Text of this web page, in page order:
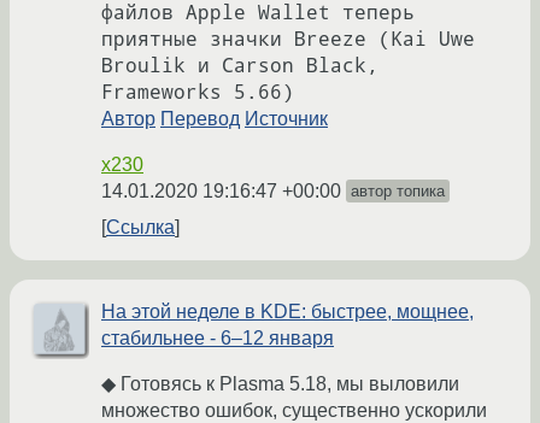
файлов Apple Wallet теперь
приятные значки Breeze (Kai Uwe
Broulik и Carson Black,
Автор Перевод Источник
x230
14.01.2020 19:16:47 +00:00 автор топика
Ссылка
На этой неделе в KDE: быстрее, мощнее,
стабильнее - 6–12 января
◆ Готовясь к Plasma 5.18, мы выловили
множество ошибок, существенно ускорили